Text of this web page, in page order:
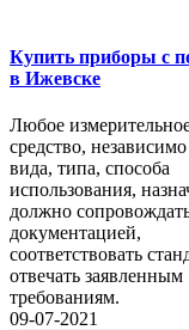
Купить приборы с
в Ижевске
Любое
средство,
вида, типа, способа
использования,
должно
документацией,
соответствовать
отвечать заявленным
требованиям.
09-07-2021